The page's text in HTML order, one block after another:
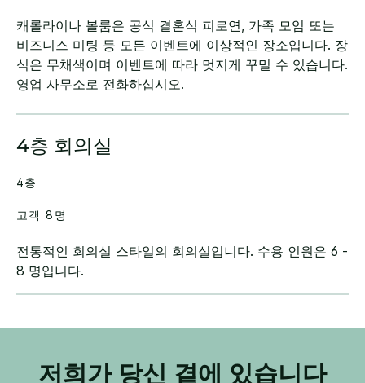
캐롤라이나 볼룸은 공식 결혼식 피로연, 가족 모임 또는
비즈니스 미팅 등 모든 이벤트에 이상적인 장소입니다. 장
식은 무채색이며 이벤트에 따라 멋지게 꾸밀 수 있습니다.
영업 사무소로 전화하십시오.
4층 회의실
전통적인 회의실 스타일의 회의실입니다. 수용 인원은 6 -
8 명입니다.
4층
고객 8명
저희가 당신 곁에 있습니다